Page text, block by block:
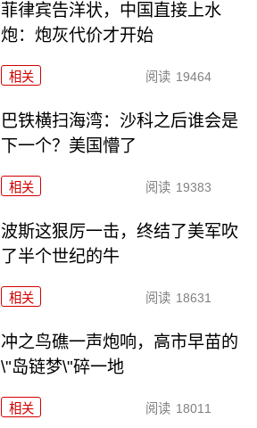
菲律宾告洋状，中国直接上水
炮：炮灰代价才开始
相关 阅读 19464
巴铁横扫海湾：沙科之后谁会是
下一个？美国懵了
相关 阅读 19383
波斯这狠厉一击，终结了美军吹
了半个世纪的牛
相关 阅读 18631
冲之鸟礁一声炮响，高市早苗的
\"岛链梦\"碎一地
相关 阅读 18011